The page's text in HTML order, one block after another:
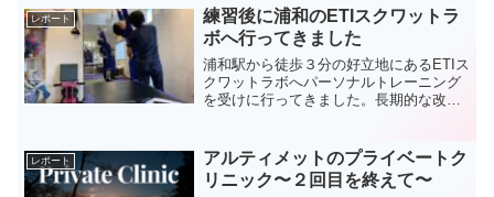
いぜ熊谷！」で有名なラグビータウンの
埼玉県熊谷市に来ており...
レポート
練習後に浦和のETIスクワットラ
ボへ行ってきました
浦和駅から徒歩３分の好立地にあるETIス
クワットラボへパーソナルトレーニング
を受けに行ってきました。長期的な改善
レポート
アルティメットのプライベートク
リニック〜２回目を終えて〜